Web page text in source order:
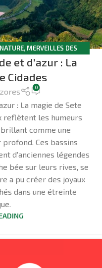
, MERVEILLES DES
et d’azur : La
Cidades
0
: La magie de Sete
reflètent les humeurs
comme une
Ces bassins
d'anciennes légendes
bée sur leurs rives, se
a pu créer des joyaux
dans une étreinte